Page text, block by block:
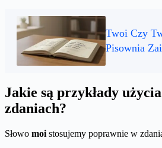
Twoi Czy
Pisownia
Jakie są przykłady
zdaniach?
Słowo moi stosujemy poprawnie w